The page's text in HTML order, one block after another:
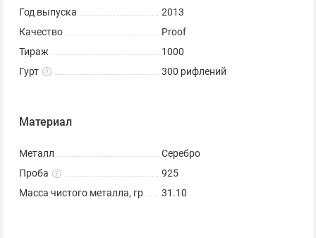
Год выпуска
2013
Качество
Proof
Тираж
1000
Гурт
300 рифлений
Материал
Металл
Серебро
Проба
925
Масса чистого металла, гр
31.10